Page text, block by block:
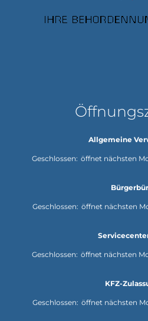
Allgemeine
Klicken, um weitere Öffnungs-
Geschlossen: öffnet nächsten
Klicken, um weitere Öffnungs-
Geschlossen: öffnet nächsten
Servicecenter
Klicken, um weitere Öffnungs-
Geschlossen: öffnet nächsten
KFZ-
Klicken, um weitere Öffnungs-
Geschlossen: öffnet nächsten